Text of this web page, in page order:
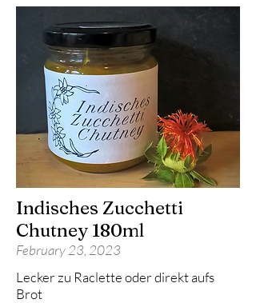
Indisches Zucchetti
Chutney 180ml
February 23, 2023
Lecker zu Raclette oder direkt aufs
Brot